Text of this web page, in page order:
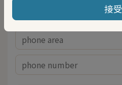
Tel number
接受